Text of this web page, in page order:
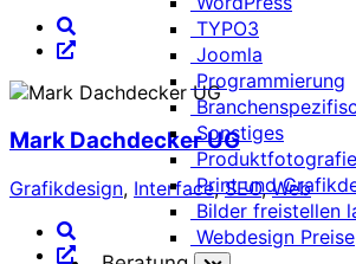
TYPO3
Joomla
Programmierung
Sonstiges
Produktfotografie
Print und
Bilder freistellen
Webdesign Preise
Mark Dachdecker UG
Grafikdesign, Interface,SEO,Web